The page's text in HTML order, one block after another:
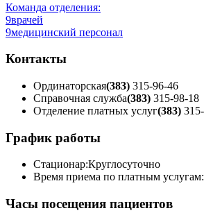
Команда отделения:
9врачей
9медицинский персонал
Контакты
Ординаторская(383) 315-96-46
Справочная служба(383) 315-98-18
Отделение платных услуг(383)
График работы
Стационар:Круглосуточно
Время приема по платным услугам:
Часы посещения пациентов